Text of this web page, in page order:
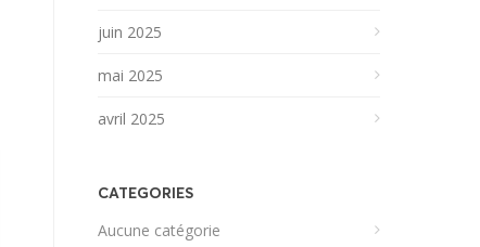
juin 2025
mai 2025
avril 2025
CATEGORIES
Aucune catégorie